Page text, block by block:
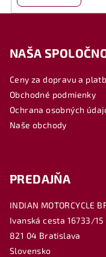
NAŠA
Ceny za dopravu a
Obchodné podmienky
Ochrana osobných
Naše obchody
PREDAJŇA
INDIAN MOTORCYCLE
Ivanská cesta 16733/15
821 04 Bratislava
Slovensko